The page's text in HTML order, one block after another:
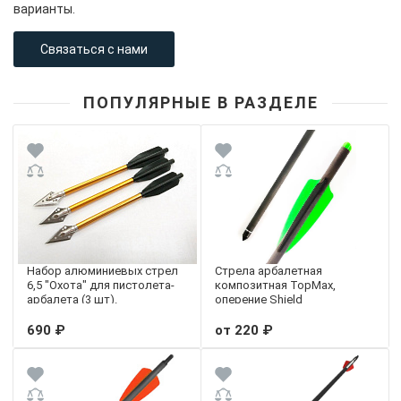
варианты.
Связаться с нами
ПОПУЛЯРНЫЕ В РАЗДЕЛЕ
Набор алюминиевых стрел
6,5 "Охота" для пистолета-
арбалета (3 шт).
690 ₽
Стрела арбалетная
композитная TopMax,
оперение Shield
от 220 ₽